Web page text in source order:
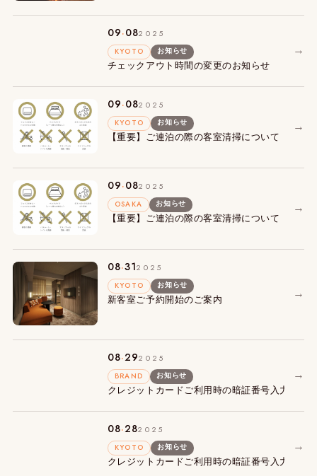
09.082025
KYOTO
お知らせ
チェックアウト時間の変更のお知らせ
→
09.082025
KYOTO
お知らせ
【重要】ご連泊の際の客室清掃について
→
09.082025
OSAKA
お知らせ
【重要】ご連泊の際の客室清掃について
→
08.312025
KYOTO
お知らせ
新客室ご予約開始のご案内 →
08.292025
BRAND
お知らせ
クレジットカードご利用時の暗証番号入力必須
→
08.282025
KYOTO
お知らせ
クレジットカードご利用時の暗証番号入力必須
→